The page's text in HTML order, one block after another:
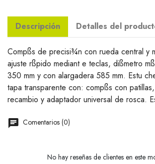
Descripción Detalles del
Compßs de precisi¾n con rueda central y
ajuste rßpido mediant e teclas, dißmetro
350 mm y con alargadera 585 mm. Estu
tapa transparente con: compßs con
recambio y adaptador universal de rosca.
Comentarios (0)
No hay reseñas de clientes en este